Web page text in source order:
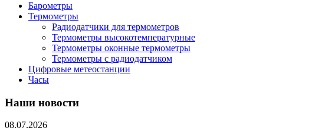
Барометры
Термометры
Радиодатчики для термометров
Термометры высокотемпературные
Термометры оконные термометры
Термометры с радиодатчиком
Цифровые метеостанции
Часы
Наши новости
08.07.2026